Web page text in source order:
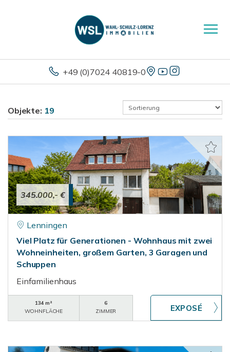
+49 (0)7024 40819-0
Objekte: 19
345.000,- €
Lenningen
Viel Platz für Generationen - Wohnhaus mit zwei
Wohneinheiten, großem Garten, 3 Garagen und
Schuppen
Einfamilienhaus
134 m²
WOHNFLÄCHE
6
ZIMMER